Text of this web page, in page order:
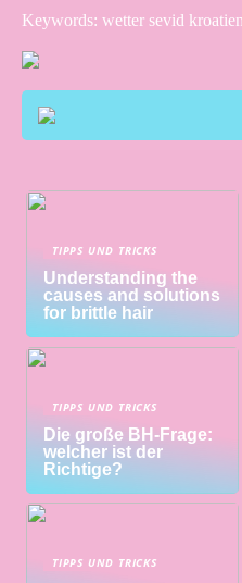
Keywords: wetter sevid kroatien
TIPPS UND TRICKS
Understanding the
causes and solutions
for brittle hair
TIPPS UND TRICKS
Die große BH-Frage:
welcher ist der
Richtige?
TIPPS UND TRICKS